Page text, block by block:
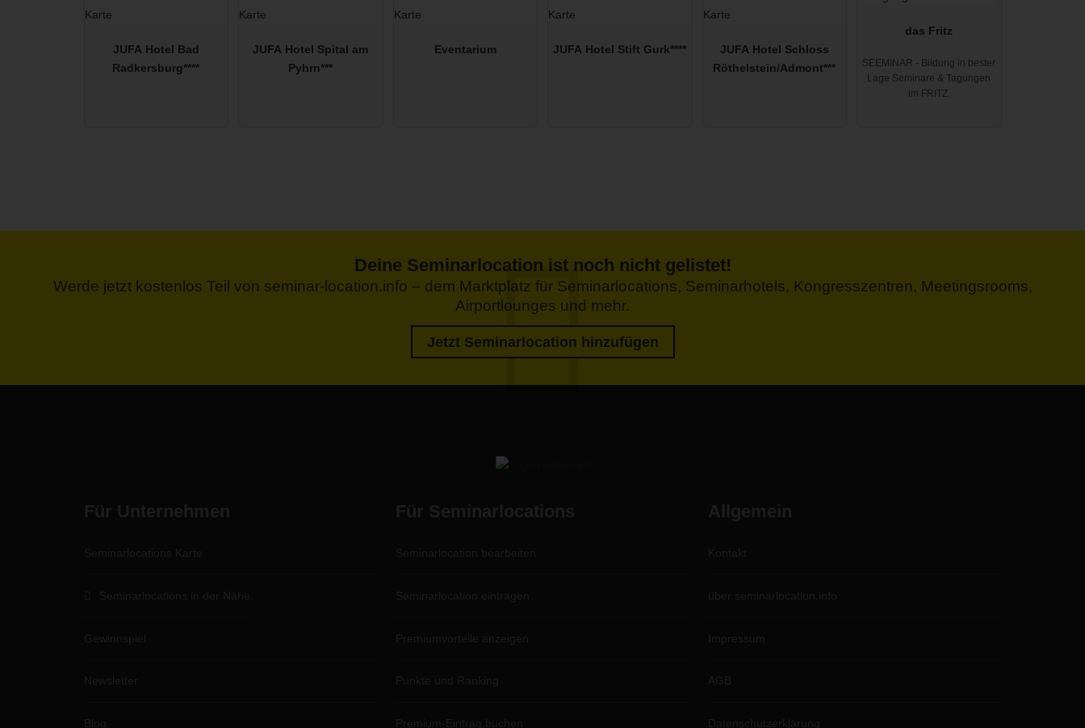
JUFA Hotel Bad
Radkersburg****
JUFA Hotel Spital am
Pyhrn***
Eventarium JUFA Hotel Stift Gurk****
JUFA Hotel Schloss
Röthelstein/Admont***
das Fritz
SEEMINAR - Bildung in bester
Lage Seminare & Tagungen
im FRITZ.
Deine Seminarlocation ist noch nicht gelistet!
Werde jetzt kostenlos Teil von seminar-location.info – dem Marktplatz für Seminarlocations, Seminarhotels, Kongresszentren, Meetingsrooms,
Airportlounges und mehr.
Jetzt Seminarlocation hinzufügen